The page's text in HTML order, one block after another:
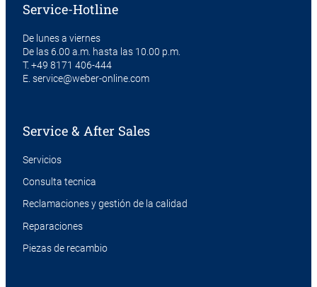
Service-Hotline
De lunes a viernes
De las 6.00 a.m. hasta las 10.00 p.m.
T. +49 8171 406-444
E. service@weber-online.com
Service & After Sales
Servicios
Consulta tecnica
Reclamaciones y gestión de la calidad
Reparaciones
Piezas de recambio